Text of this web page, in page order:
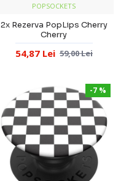
POPSOCKETS
2x Rezerva PopLips Cherry
Cherry
54,87 Lei 59,00 Lei
-7 %